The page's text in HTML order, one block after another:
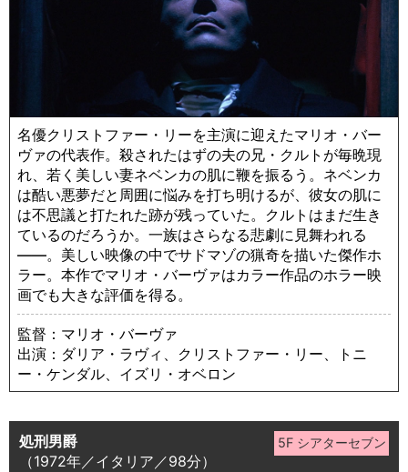
名優クリストファー・リーを主演に迎えたマリオ・バー
ヴァの代表作。殺されたはずの夫の兄・クルトが毎晩現
れ、若く美しい妻ネベンカの肌に鞭を振るう。ネベンカ
は酷い悪夢だと周囲に悩みを打ち明けるが、彼女の肌に
は不思議と打たれた跡が残っていた。クルトはまだ生き
ているのだろうか。一族はさらなる悲劇に見舞われる
――。美しい映像の中でサドマゾの猟奇を描いた傑作ホ
ラー。本作でマリオ・バーヴァはカラー作品のホラー映
画でも大きな評価を得る。
監督：マリオ・バーヴァ
出演：ダリア・ラヴィ、クリストファー・リー、トニ
ー・ケンダル、イズリ・オベロン
処刑男爵
（1972年／イタリア／98分）